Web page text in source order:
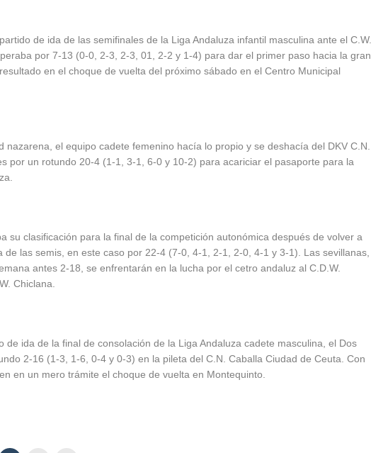
de ida de las semifinales de la Liga Andaluza infantil masculina ante el C.W.
por 7-13 (0-0, 2-3, 2-3, 01, 2-2 y 1-4) para dar el primer paso hacia la gran
en el choque de vuelta del próximo sábado en el Centro Municipal
nazarena, el equipo cadete femenino hacía lo propio y se deshacía del DKV C.N.
por un rotundo 20-4 (1-1, 3-1, 6-0 y 10-2) para acariciar el pasaporte para la
su clasificación para la final de la competición autonómica después de volver a
las semis, en este caso por 22-4 (7-0, 4-1, 2-1, 2-0, 4-1 y 3-1). Las sevillanas,
antes 2-18, se enfrentarán en la lucha por el cetro andaluz al C.D.W.
Chiclana.
de ida de la final de consolación de la Liga Andaluza cadete masculina, el Dos
2-16 (1-3, 1-6, 0-4 y 0-3) en la pileta del C.N. Caballa Ciudad de Ceuta. Con
en un mero trámite el choque de vuelta en Montequinto.